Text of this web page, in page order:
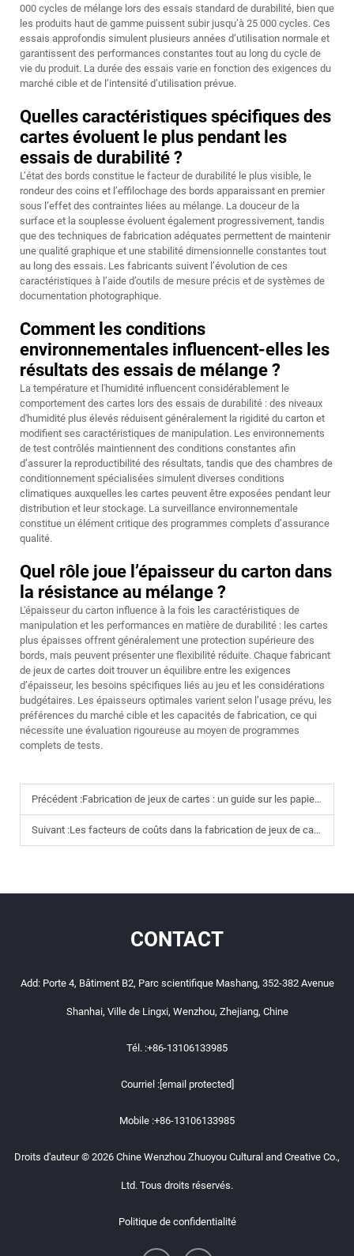
000 cycles de mélange lors des essais standard de durabilité, bien que
les produits haut de gamme puissent subir jusqu’à 25 000 cycles. Ces
essais approfondis simulent plusieurs années d’utilisation normale et
garantissent des performances constantes tout au long du cycle de
vie du produit. La durée des essais varie en fonction des exigences du
marché cible et de l’intensité d’utilisation prévue.
Quelles caractéristiques spécifiques des
cartes évoluent le plus pendant les
essais de durabilité ?
L’état des bords constitue le facteur de durabilité le plus visible, le
rondeur des coins et l’effilochage des bords apparaissant en premier
sous l’effet des contraintes liées au mélange. La douceur de la
surface et la souplesse évoluent également progressivement, tandis
que des techniques de fabrication adéquates permettent de maintenir
une qualité graphique et une stabilité dimensionnelle constantes tout
au long des essais. Les fabricants suivent l’évolution de ces
caractéristiques à l’aide d’outils de mesure précis et de systèmes de
documentation photographique.
Comment les conditions
environnementales influencent-elles les
résultats des essais de mélange ?
La température et l'humidité influencent considérablement le
comportement des cartes lors des essais de durabilité : des niveaux
d'humidité plus élevés réduisent généralement la rigidité du carton et
modifient ses caractéristiques de manipulation. Les environnements
de test contrôlés maintiennent des conditions constantes afin
d’assurer la reproductibilité des résultats, tandis que des chambres de
conditionnement spécialisées simulent diverses conditions
climatiques auxquelles les cartes peuvent être exposées pendant leur
distribution et leur stockage. La surveillance environnementale
constitue un élément critique des programmes complets d’assurance
qualité.
Quel rôle joue l’épaisseur du carton dans
la résistance au mélange ?
L'épaisseur du carton influence à la fois les caractéristiques de
manipulation et les performances en matière de durabilité : les cartes
plus épaisses offrent généralement une protection supérieure des
bords, mais peuvent présenter une flexibilité réduite. Chaque fabricant
de jeux de cartes doit trouver un équilibre entre les exigences
d’épaisseur, les besoins spécifiques liés au jeu et les considérations
budgétaires. Les épaisseurs optimales varient selon l’usage prévu, les
préférences du marché cible et les capacités de fabrication, ce qui
nécessite une évaluation rigoureuse au moyen de programmes
complets de tests.
Précédent :Fabrication de jeux de cartes : un guide sur les papiers, les couches et les finitions
Suivant :Les facteurs de coûts dans la fabrication de jeux de cartes (et comment les maîtriser)
CONTACT
Add: Porte 4, Bâtiment B2, Parc scientifique Mashang, 352-382 Avenue
Shanhai, Ville de Lingxi, Wenzhou, Zhejiang, Chine
Tél. :+86-13106133985
Courriel :[email protected]
Mobile :+86-13106133985
Droits d'auteur © 2026 Chine Wenzhou Zhuoyou Cultural and Creative Co.,
Ltd. Tous droits réservés.
Politique de confidentialité